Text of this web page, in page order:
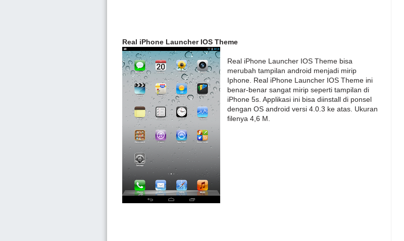
Real iPhone Launcher IOS Theme
Real iPhone Launcher IOS Theme bisa
merubah tampilan android menjadi mirip
Iphone. Real iPhone Launcher IOS Theme ini
benar-benar sangat mirip seperti tampilan di
iPhone 5s. Applikasi ini bisa diinstall di ponsel
dengan OS android versi 4.0.3 ke atas. Ukuran
filenya 4,6 M.